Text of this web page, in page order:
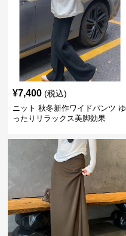
¥7,400 (税込)
ニット 秋冬新作ワイドパンツ ゆ
ったりリラックス美脚効果